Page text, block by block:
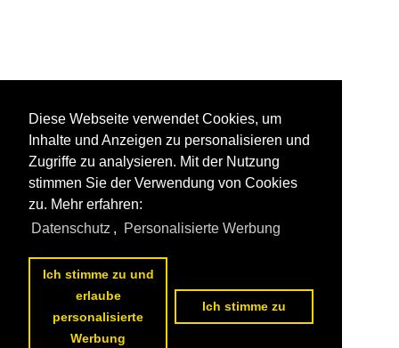
Diese Webseite verwendet Cookies, um
Inhalte und Anzeigen zu personalisieren und
Zugriffe zu analysieren. Mit der Nutzung
stimmen Sie der Verwendung von Cookies
zu. Mehr erfahren:
Datenschutz , Personalisierte Werbung
Ich stimme zu und
erlaube
personalisierte
Werbung
Ich stimme zu